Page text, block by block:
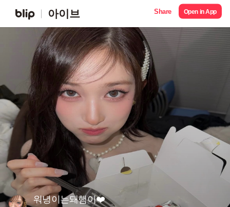
아이브 Share Open in App
워녕이는돼햄이❤️